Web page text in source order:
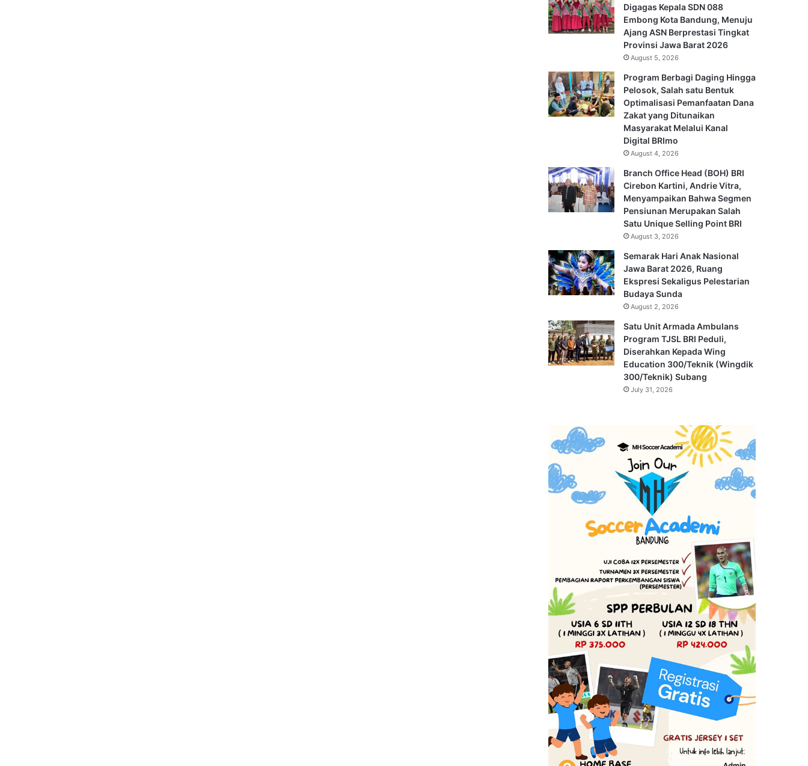
Digagas Kepala SDN 088
Embong Kota Bandung, Menuju
Ajang ASN Berprestasi Tingkat
Provinsi Jawa Barat 2026
August 5, 2026
Program Berbagi Daging Hingga
Pelosok, Salah satu Bentuk
Optimalisasi Pemanfaatan Dana
Zakat yang Ditunaikan
Masyarakat Melalui Kanal
Digital BRImo
August 4, 2026
Branch Office Head (BOH) BRI
Cirebon Kartini, Andrie Vitra,
Menyampaikan Bahwa Segmen
Pensiunan Merupakan Salah
Satu Unique Selling Point BRI
August 3, 2026
Semarak Hari Anak Nasional
Jawa Barat 2026, Ruang
Ekspresi Sekaligus Pelestarian
Budaya Sunda
August 2, 2026
Satu Unit Armada Ambulans
Program TJSL BRI Peduli,
Diserahkan Kepada Wing
Education 300/Teknik (Wingdik
300/Teknik) Subang
July 31, 2026